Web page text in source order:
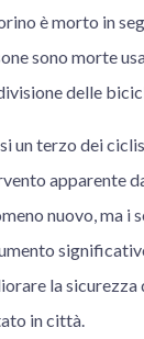
è morto in
sono morte
delle
un terzo dei
apparente
nuovo, ma i
la sicurezza
in città.